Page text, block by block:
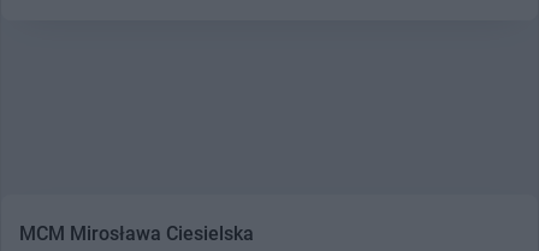
MCM Mirosława Ciesielska